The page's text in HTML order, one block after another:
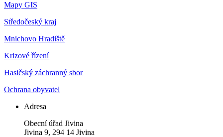
Mapy GIS
Středočeský kraj
Mnichovo Hradiště
Krizové řízení
Hasičský záchranný sbor
Ochrana obyvatel
Adresa
Obecní úřad Jivina
Jivina 9, 294 14 Jivina